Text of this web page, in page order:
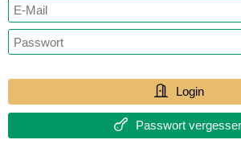
Login
Passwort